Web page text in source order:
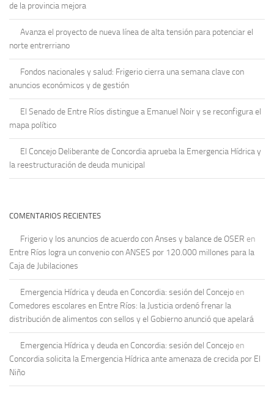
de la provincia mejora
Avanza el proyecto de nueva línea de alta tensión para potenciar el
norte entrerriano
Fondos nacionales y salud: Frigerio cierra una semana clave con
anuncios económicos y de gestión
El Senado de Entre Ríos distingue a Emanuel Noir y se reconfigura el
mapa político
El Concejo Deliberante de Concordia aprueba la Emergencia Hídrica y
la reestructuración de deuda municipal
COMENTARIOS RECIENTES
Frigerio y los anuncios de acuerdo con Anses y balance de OSER en
Entre Ríos logra un convenio con ANSES por 120.000 millones para la
Caja de Jubilaciones
Emergencia Hídrica y deuda en Concordia: sesión del Concejo en
Comedores escolares en Entre Ríos: la Justicia ordenó frenar la
distribución de alimentos con sellos y el Gobierno anunció que apelará
Emergencia Hídrica y deuda en Concordia: sesión del Concejo en
Concordia solicita la Emergencia Hídrica ante amenaza de crecida por El
Niño